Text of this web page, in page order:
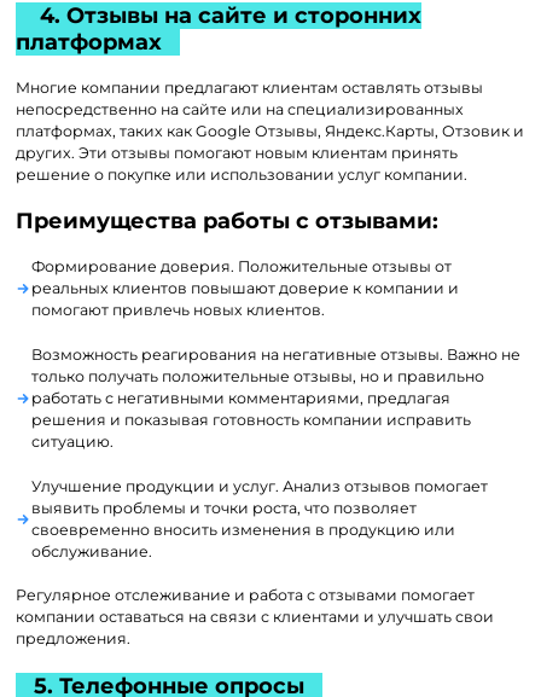
4. Отзывы на сайте и сторонних
платформах
Многие компании предлагают клиентам оставлять отзывы
непосредственно на сайте или на специализированных
платформах, таких как Google Отзывы, Яндекс.Карты, Отзовик и
других. Эти отзывы помогают новым клиентам принять
решение о покупке или использовании услуг компании.
Преимущества работы с отзывами:
Формирование доверия. Положительные отзывы от
реальных клиентов повышают доверие к компании и
помогают привлечь новых клиентов.
Возможность реагирования на негативные отзывы. Важно не
только получать положительные отзывы, но и правильно
работать с негативными комментариями, предлагая
решения и показывая готовность компании исправить
ситуацию.
Улучшение продукции и услуг. Анализ отзывов помогает
выявить проблемы и точки роста, что позволяет
своевременно вносить изменения в продукцию или
обслуживание.
Регулярное отслеживание и работа с отзывами помогает
компании оставаться на связи с клиентами и улучшать свои
предложения.
5. Телефонные опросы